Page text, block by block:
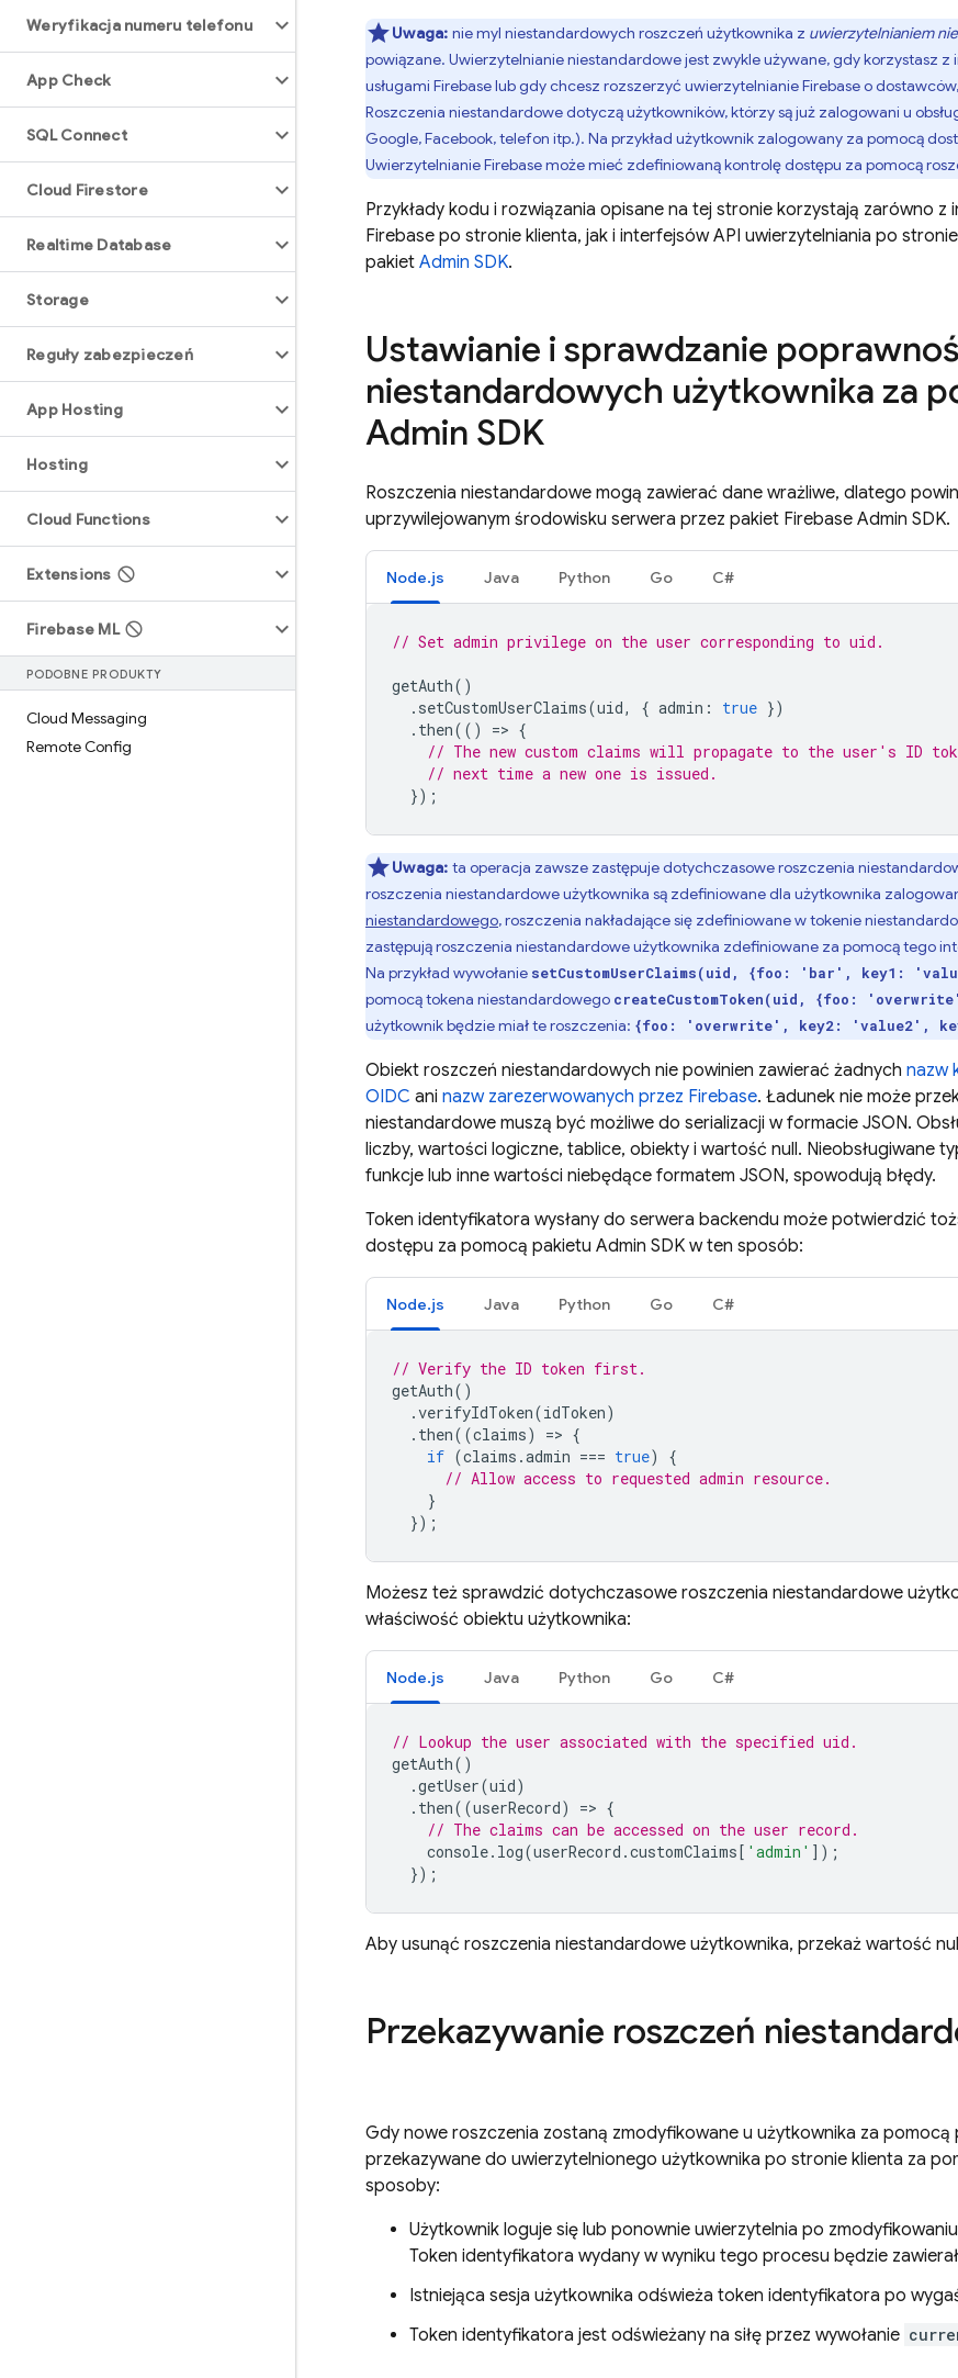
Weryfikacja numeru telefonu
App Check
SQL Connect
Cloud Firestore
Realtime Database
Storage
Reguły zabezpieczeń
App Hosting
Hosting
Cloud Functions
Extensions
Firebase ML
PODOBNE PRODUKTY
Cloud Messaging
Remote Config
Uwaga: nie myl niestandardowych roszczeń użytkownika z uwierzytelnianiem
powiązane. Uwierzytelnianie niestandardowe jest zwykle używane, gdy korzystasz
usługami Firebase lub gdy chcesz rozszerzyć uwierzytelnianie Firebase o
Roszczenia niestandardowe dotyczą użytkowników, którzy są już zalogowani u
Google, Facebook, telefon itp.). Na przykład użytkownik zalogowany za pomocą
Uwierzytelnianie Firebase może mieć zdefiniowaną kontrolę dostępu za pomocą
Przykłady kodu i rozwiązania opisane na tej stronie korzystają zarówno z
Firebase po stronie klienta, jak i interfejsów API uwierzytelniania po
pakiet Admin SDK.
Ustawianie i sprawdzanie
niestandardowych użytkownika za
Admin SDK
Roszczenia niestandardowe mogą zawierać dane wrażliwe, dlatego
uprzywilejowanym środowisku serwera przez pakiet Firebase Admin SDK.
Node.js Java Python Go C#
// Set admin privilege on the user corresponding to uid.
getAuth()
. setCustomUserClaims(uid, { admin : true })
. then(() => {
// The new custom claims will propagate to the user's ID
// next time a new one is issued.
});
Uwaga: ta operacja zawsze zastępuje dotychczasowe roszczenia
roszczenia niestandardowe użytkownika są zdefiniowane dla użytkownika
niestandardowego, roszczenia nakładające się zdefiniowane w tokenie
zastępują roszczenia niestandardowe użytkownika zdefiniowane za pomocą tego
Na przykład wywołanie setCustomUserClaims(uid, {foo: 'bar', key1:
pomocą tokena niestandardowego createCustomToken(uid, {foo:
użytkownik będzie miał te roszczenia: {foo: 'overwrite', key2: 'value2',
Obiekt roszczeń niestandardowych nie powinien zawierać żadnych nazw
OIDC ani nazw zarezerwowanych przez Firebase. Ładunek nie może
niestandardowe muszą być możliwe do serializacji w formacie JSON.
liczby, wartości logiczne, tablice, obiekty i wartość null. Nieobsługiwane
funkcje lub inne wartości niebędące formatem JSON, spowodują błędy.
Token identyfikatora wysłany do serwera backendu może potwierdzić
dostępu za pomocą pakietu Admin SDK w ten sposób:
Node.js Java Python Go C#
// Verify the ID token first.
getAuth()
.verifyIdToken(idToken)
. then((claims) => {
if (claims .admin === true)
{
// Allow access to requested admin resource.
}
});
Możesz też sprawdzić dotychczasowe roszczenia niestandardowe
właściwość obiektu użytkownika:
Node.js Java Python Go C#
// Lookup the user associated with the specified uid.
getAuth()
.getUser(uid)
. then((userRecord) => {
// The claims can be accessed on the user record.
console. log(userRecord .customClaims[ 'admin' ]);
});
Aby usunąć roszczenia niestandardowe użytkownika, przekaż wartość
Przekazywanie roszczeń
Gdy nowe roszczenia zostaną zmodyfikowane u użytkownika za pomocą
przekazywane do uwierzytelnionego użytkownika po stronie klienta za
sposoby:
Użytkownik loguje się lub ponownie uwierzytelnia po
Token identyfikatora wydany w wyniku tego procesu będzie
Istniejąca sesja użytkownika odświeża token identyfikatora po
Token identyfikatora jest odświeżany na siłę przez wywołanie